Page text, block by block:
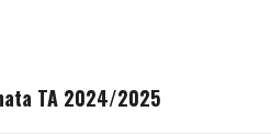
TA 2024/2025